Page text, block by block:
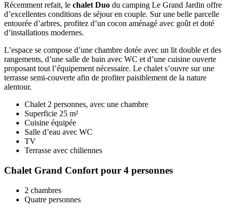
Récemment refait, le chalet Duo du camping Le Grand Jardin offre
d’excellentes conditions de séjour en couple. Sur une belle parcelle
entourée d’arbres, profitez d’un cocon aménagé avec goût et doté
d’installations modernes.
L’espace se compose d’une chambre dotée avec un lit double et des
rangements, d’une salle de bain avec WC et d’une cuisine ouverte
proposant tout l’équipement nécessaire. Le chalet s’ouvre sur une
terrasse semi-couverte afin de profiter paisiblement de la nature
alentour.
Chalet 2 personnes, avec une chambre
Superficie 25 m²
Cuisine équipée
Salle d’eau avec WC
TV
Terrasse avec chiliennes
Chalet Grand Confort pour 4 personnes
2 chambres
Quatre personnes